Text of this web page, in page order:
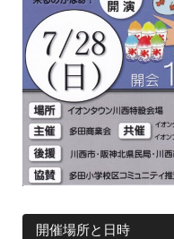
開催場所と日時